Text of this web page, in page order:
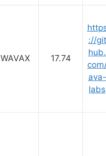
WAVAX 17.74
://git
hub.
ava-
labs